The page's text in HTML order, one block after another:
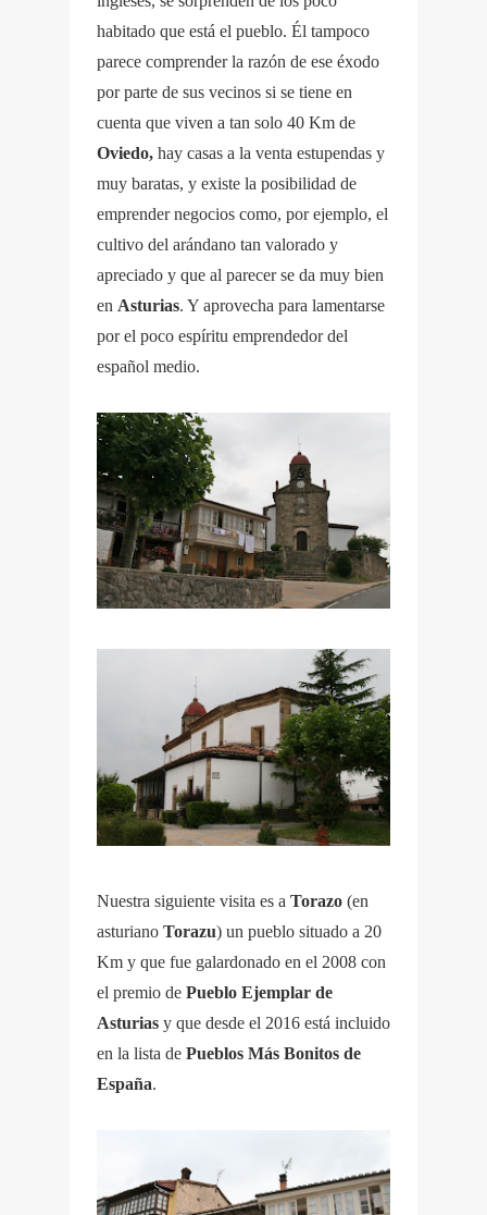
habitado que está el pueblo. Él tampoco
parece comprender la razón de ese éxodo
por parte de sus vecinos si se tiene en
cuenta que viven a tan solo 40 Km de
Oviedo, hay casas a la venta estupendas y
muy baratas, y existe la posibilidad de
emprender negocios como, por ejemplo, el
cultivo del arándano tan valorado y
apreciado y que al parecer se da muy bien
en Asturias. Y aprovecha para lamentarse
por el poco espíritu emprendedor del
español medio.
Nuestra siguiente visita es a Torazo (en
asturiano Torazu) un pueblo situado a 20
Km y que fue galardonado en el 2008 con
el premio de Pueblo Ejemplar de
Asturias y que desde el 2016 está incluido
en la lista de Pueblos Más Bonitos de
España.